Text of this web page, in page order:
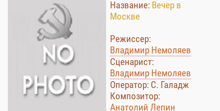
Название: Вечер в
Москве
Режиссер:
Владимир Немоляев
Сценарист:
Владимир Немоляев
Оператор: С. Галадж
Композитор:
Анатолий Лепин